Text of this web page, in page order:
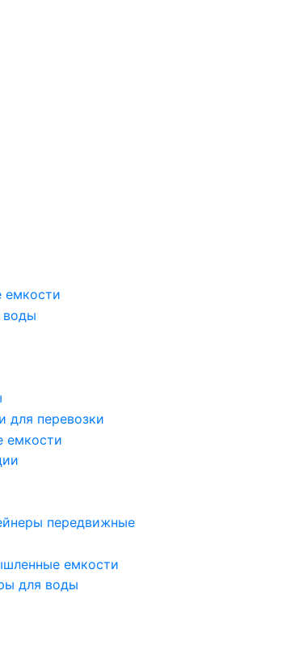
емкости
воды
для перевозки
емкости
передвижные
емкости
для воды